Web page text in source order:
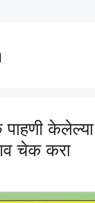
केलेल्या
चेक करा